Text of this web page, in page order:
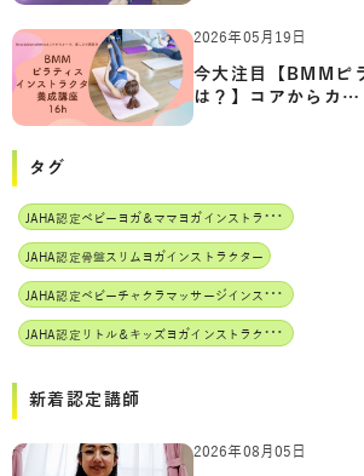
2026年05月19日
今大注目【BMMピ
は？】コアからカ…
タグ
J
AHA認定ベビーヨガ＆ママヨガインストラクター
JAHA認定骨盤スリムヨガインストラクター
J
AHA認定ベビーチャクラマッサージインストラクター
J
AHA認定リトル＆キッズヨガインストラクター
新着認定講師
2026年08月05日